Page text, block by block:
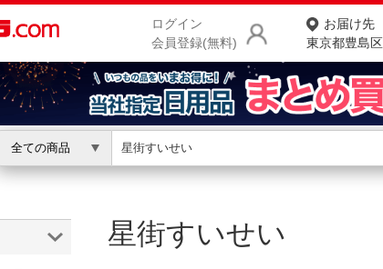
ログイン
会員登録(無料)
お届け先
東京都豊島
全ての商品
は
カテゴリ一覧から
星街すいせい